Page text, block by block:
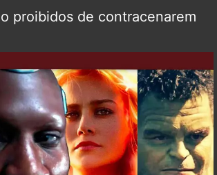
proibidos de contracenarem